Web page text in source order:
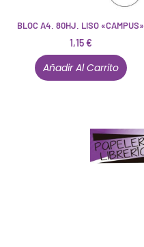
BLOC A4. 80HJ. LISO «CAMPUS»
1,15€
Añadir Al Carrito